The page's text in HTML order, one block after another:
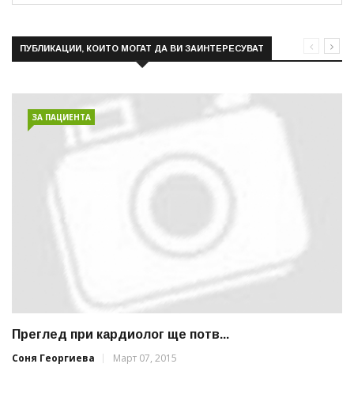
ПУБЛИКАЦИИ, КОИТО МОГАТ ДА ВИ ЗАИНТЕРЕСУВАТ
ЗА ПАЦИЕНТА
Преглед при кардиолог ще потв...
Соня Георгиева
Март 07, 2015